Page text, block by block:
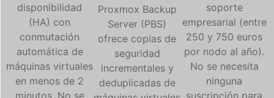
disponibilidad
(HA) con
conmutación
automática de
máquinas virtuales
en menos de 2
minutos. No se
Proxmox Backup
Server (PBS)
ofrece copias de
seguridad
incrementales y
deduplicadas de
soporte
empresarial (entre
250 y 750 euros
por nodo al año).
No se necesita
ninguna
suscripción para